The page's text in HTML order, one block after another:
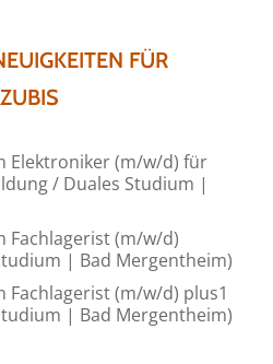
FÜR
Elektroniker (m/w/d) für
/ Duales Studium |
Fachlagerist (m/w/d)
| Bad Mergentheim)
Fachlagerist (m/w/d) plus1
| Bad Mergentheim)